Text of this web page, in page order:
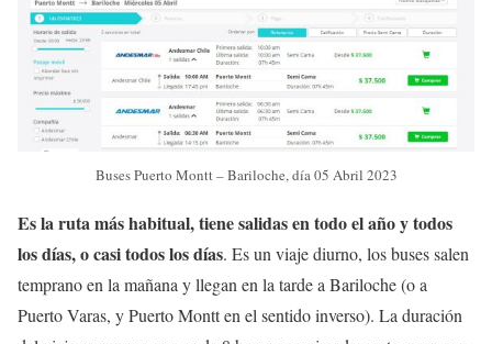
Buses Puerto Montt – Bariloche, día 05 Abril 2023
Es la ruta más habitual, tiene salidas en todo el año y todos
los días, o casi todos los días. Es un viaje diurno, los buses salen
temprano en la mañana y llegan en la tarde a Bariloche (o a
Puerto Varas, y Puerto Montt en el sentido inverso). La duración